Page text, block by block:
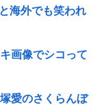
海外でも笑われ
画像でシコって
愛のさくらんぼ